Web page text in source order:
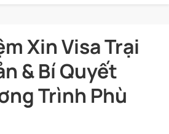
Xin Visa Trại
& Bí Quyết
Trình Phù